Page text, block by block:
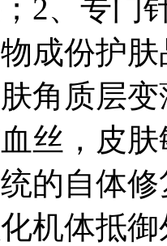
2、专门
成份护
角质层
丝，皮
的自体
机体抵